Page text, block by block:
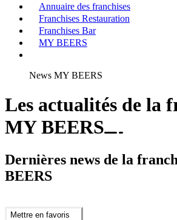
Annuaire des franchises
Franchises Restauration
Franchises Bar
MY BEERS
News MY BEERS
Les actualités de la
MY BEERS
Dernières news de la
BEERS
Mettre en favoris